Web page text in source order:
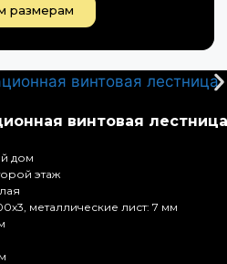
размерам
винтовая лестница
дом
этаж
металлические лист: 7 мм